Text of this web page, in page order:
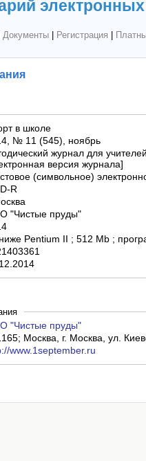
Документы| Регистрация
в школе
№ 11 (545), ноябрь
журнал для
версия журнала]
(символьное)
R
"Чистые пруды"
Pentium II ; 512 Mb ;
"Чистые пруды"
Москва, г. Москва, ул.
www.1september.ru